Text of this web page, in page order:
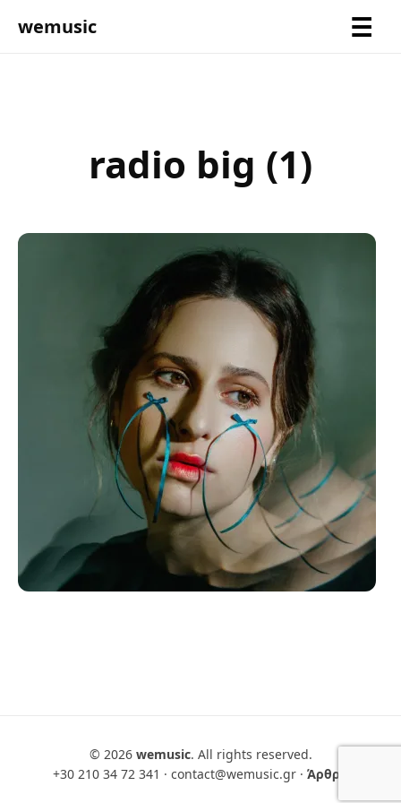
wemusic
radio big (1)
© 2026 wemusic. All rights reserved.
+30 210 34 72 341 · contact@wemusic.gr · Άρθρα